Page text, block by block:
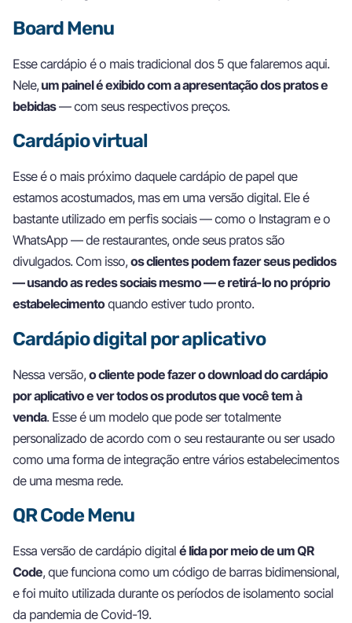
Board Menu
Esse cardápio é o mais tradicional dos 5 que falaremos aqui.
Nele,um painel é exibido com a apresentação dos pratos e
bebidas— com seus respectivos preços.
Cardápio virtual
Esse é o mais próximo daquele cardápio de papel que
estamos acostumados, mas em uma versão digital. Ele é
bastante utilizado em perfis sociais — como o Instagram e o
WhatsApp — de restaurantes, onde seus pratos são
divulgados. Com isso,os clientes podem fazer seus pedidos
— usando as redes sociais mesmo — e retirá-lo no próprio
estabelecimentoquando estiver tudo pronto.
Cardápio digital por aplicativo
Nessa versão,o cliente pode fazer o download do cardápio
por aplicativo e ver todos os produtos que você tem à
venda. Esse é um modelo que pode ser totalmente
personalizado de acordo com o seu restaurante ou ser usado
como uma forma de integração entre vários estabelecimentos
de uma mesma rede.
QR Code Menu
Essa versão de cardápio digital é lida por meio de um QR
Code, que funciona como um código de barras bidimensional,
e foi muito utilizada durante os períodos de isolamento social
da pandemia de Covid-19.